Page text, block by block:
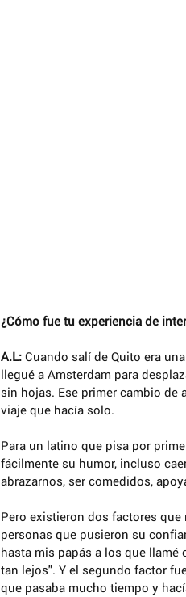
¿Cómo fue tu experiencia de
A.L: Cuando salí de Quito era
llegué a Amsterdam para
sin hojas. Ese primer cambio de
viaje que hacía solo.
Para un latino que pisa por
fácilmente su humor, incluso
abrazarnos, ser comedidos,
Pero existieron dos factores
personas que pusieron su
hasta mis papás a los que llamé
tan lejos". Y el segundo factor
que pasaba mucho tiempo y